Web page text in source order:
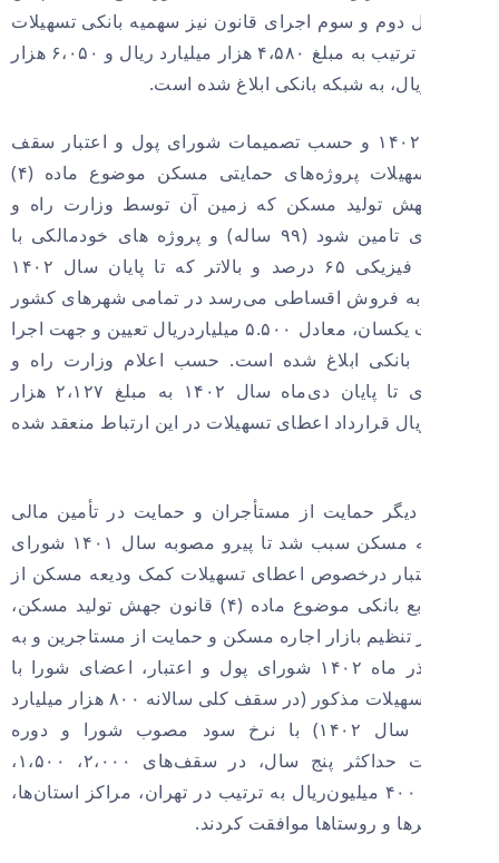
دوم و سوم اجرای قانون نیز سهمیه بانکی تسهیلات
مزبور به ترتیب به مبلغ ۴،۵۸۰ هزار میلیارد ریال و ۶،۰۵۰ هزار
به شبکه بانکی ابلاغ شده است.
در سال ۱۴۰۲ و حسب تصمیمات شورای پول و اعتبار سقف
فردی تسهیلات پروژ‌ه‌های حمایتی مسکن موضوع ماده (۴)
تولید مسکن که زمین آن توسط وزارت راه و
شهرسازی تامین شود (۹۹ ساله) و پروژه های خودمالکی با
پیشرفت فیزیکی ۶۵ درصد و بالاتر که تا پایان سال ۱۴۰۲
به فروش اقساطی می‌رسد در تمامی شهرهای کشور
به صورت یکسان، معادل ۵.۵۰۰ میلیاردریال تعیین و جهت اجرا
بانکی ابلاغ شده است. حسب اعلام وزارت راه و
شهرسازی تا پایان دی‌ماه سال ۱۴۰۲ به مبلغ ۲،۱۲۷ هزار
قرارداد اعطای تسهیلات در این ارتباط منعقد شده
حمایت از مستأجران و حمایت در تأمین مالی
برای تهیه مسکن سبب شد تا پیرو مصوبه سال ۱۴۰۱ شورای
درخصوص اعطای تسهیلات کمک ودیعه مسکن از
محل منابع بانکی موضوع ماده (۴) قانون جهش تولید مسکن،
تنظیم بازار اجاره مسکن و حمایت از مستاجرین و به
موجب آذر ماه ۱۴۰۲ شورای پول و اعتبار، اعضای شورا با
اعطای تسهیلات مذکور (در سقف کلی سالانه ۸۰۰ هزار میلیارد
ریال در سال ۱۴۰۲) با نرخ سود مصوب شورا و دوره
بازپرداخت حداکثر پنج سال، در سقف‌های ۲،۰۰۰، ۱،۵۰۰،
۱،۰۰۰ و ۴۰۰ میلیون‌ریال به ترتیب در تهران، مراکز استان‌ها،
و روستاها موافقت کردند.